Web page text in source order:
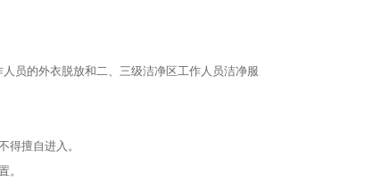
员的外衣脱放和二、三级洁净区工作人员洁净服
得擅自进入。
。